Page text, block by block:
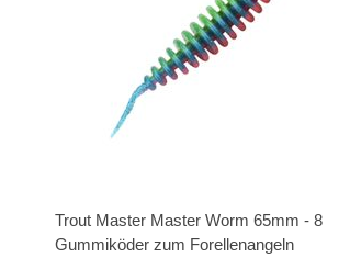
Trout Master Master Worm 65mm - 8
Gummiköder zum Forellenangeln